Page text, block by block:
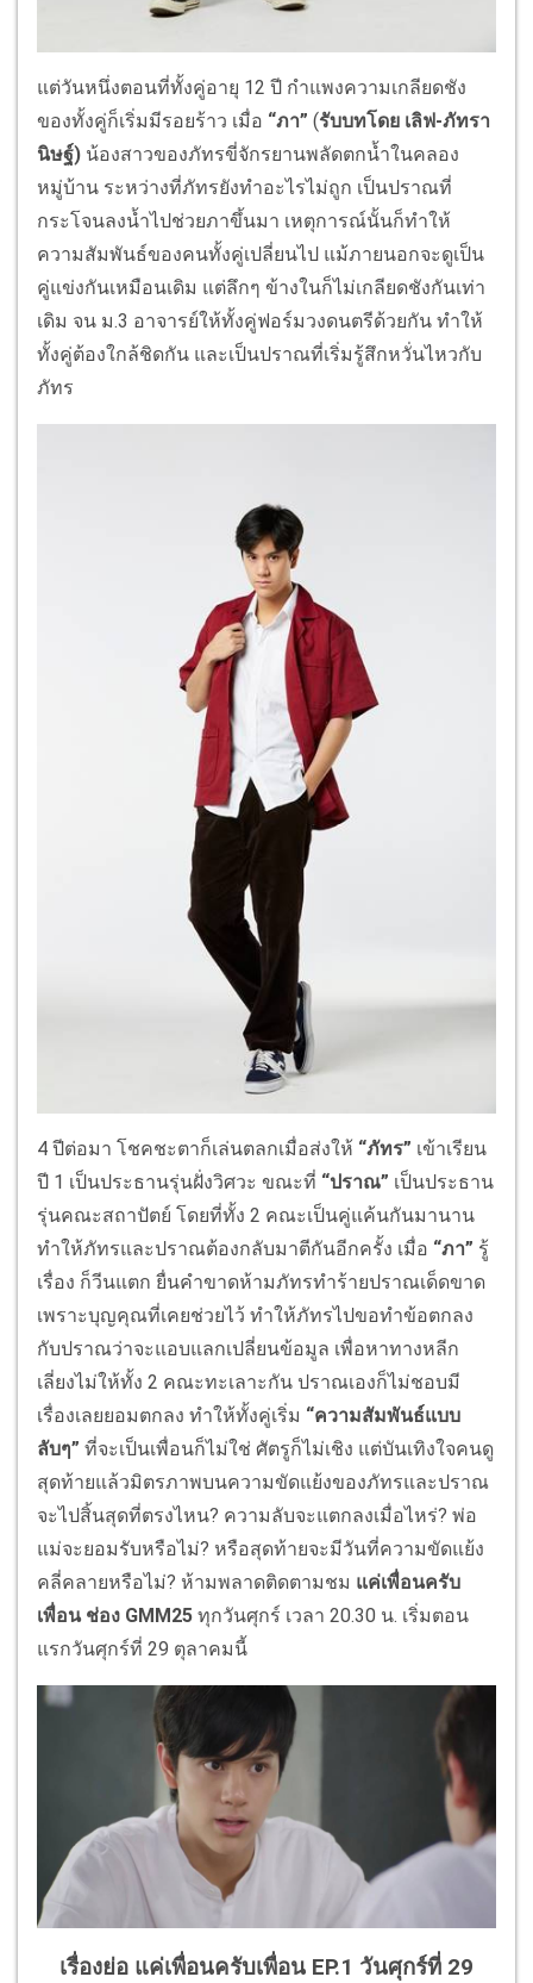
แต่วันหนึ่งตอนที่ทั้งคู่อายุ 12 ปี กำแพงความเกลียดชัง
ของทั้งคู่ก็เริ่มมีรอยร้าว เมื่อ “ภา” (รับบทโดย เลิฟ-ภัทรา
นิษฐ์) น้องสาวของภัทรขี่จักรยานพลัดตกน้ำในคลอง
หมู่บ้าน ระหว่างที่ภัทรยังทำอะไรไม่ถูก เป็นปราณที่
กระโจนลงน้ำไปช่วยภาขึ้นมา เหตุการณ์นั้นก็ทำให้
ความสัมพันธ์ของคนทั้งคู่เปลี่ยนไป แม้ภายนอกจะดูเป็น
คู่แข่งกันเหมือนเดิม แต่ลึกๆ ข้างในก็ไม่เกลียดชังกันเท่า
เดิม จน ม.3 อาจารย์ให้ทั้งคู่ฟอร์มวงดนตรีด้วยกัน ทำให้
ทั้งคู่ต้องใกล้ชิดกัน และเป็นปราณที่เริ่มรู้สึกหวั่นไหวกับ
ภัทร
4 ปีต่อมา โชคชะตาก็เล่นตลกเมื่อส่งให้ “ภัทร” เข้าเรียน
ปี 1 เป็นประธานรุ่นฝั่งวิศวะ ขณะที่ “ปราณ” เป็นประธาน
รุ่นคณะสถาปัตย์ โดยที่ทั้ง 2 คณะเป็นคู่แค้นกันมานาน
ทำให้ภัทรและปราณต้องกลับมาตีกันอีกครั้ง เมื่อ “ภา” รู้
เรื่อง ก็วีนแตก ยื่นคำขาดห้ามภัทรทำร้ายปราณเด็ดขาด
เพราะบุญคุณที่เคยช่วยไว้ ทำให้ภัทรไปขอทำข้อตกลง
กับปราณว่าจะแอบแลกเปลี่ยนข้อมูล เพื่อหาทางหลีก
เลี่ยงไม่ให้ทั้ง 2 คณะทะเลาะกัน ปราณเองก็ไม่ชอบมี
เรื่องเลยยอมตกลง ทำให้ทั้งคู่เริ่ม “ความสัมพันธ์แบบ
ลับๆ” ที่จะเป็นเพื่อนก็ไม่ใช่ ศัตรูก็ไม่เชิง แต่บันเทิงใจคนดู
สุดท้ายแล้วมิตรภาพบนความขัดแย้งของภัทรและปราณ
จะไปสิ้นสุดที่ตรงไหน? ความลับจะแตกลงเมื่อไหร่? พ่อ
แม่จะยอมรับหรือไม่? หรือสุดท้ายจะมีวันที่ความขัดแย้ง
คลี่คลายหรือไม่? ห้ามพลาดติดตามชม แค่เพื่อนครับ
เพื่อน ช่อง GMM25 ทุกวันศุกร์ เวลา 20.30 น. เริ่มตอน
แรกวันศุกร์ที่ 29 ตุลาคมนี้
เรื่องย่อ แค่เพื่อนครับเพื่อน EP.1 วันศุกร์ที่ 29